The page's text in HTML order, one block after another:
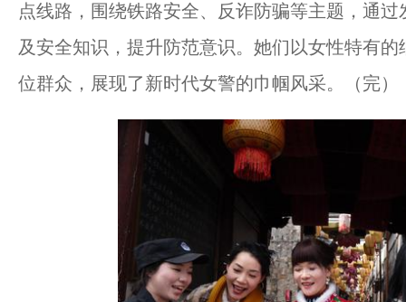
点线路，围绕铁路安全、反诈防骗等主题，通
及安全知识，提升防范意识。她们以女性特有
位群众，展现了新时代女警的巾帼风采。（完）